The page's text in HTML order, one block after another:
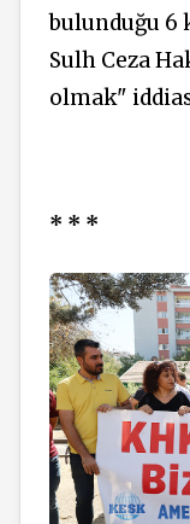
bulunduğu 6
Sulh Ceza
olmak"
* * *